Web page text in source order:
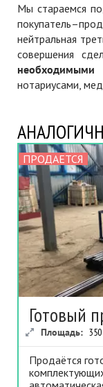
Мы стараемся
нейтральная
совершения
нотариусами,
ПРОДАЕТСЯ
Готовый
Площадь: 350
Продаётся